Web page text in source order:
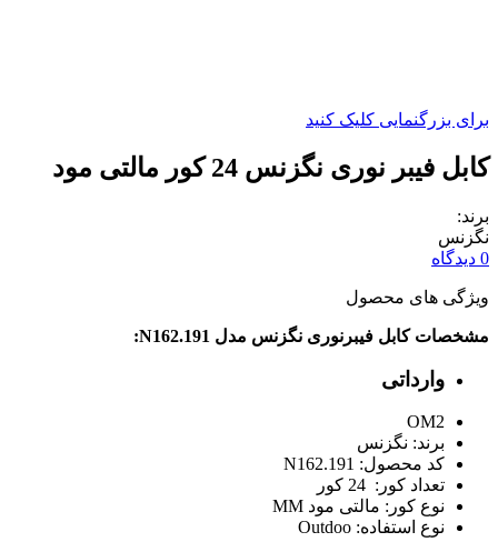
برای بزرگنمایی کلیک کنید
کابل فیبر نوری نگزنس 24 کور مالتی مود
برند:
نگزنس
0 دیدگاه
ویژگی های محصول
مشخصات کابل فیبرنوری نگزنس مدل N162.191:
وارداتی
OM2
برند: نگزنس
کد محصول:‌ N162.191
تعداد کور: 24 کور
نوع کور: مالتی مود MM
نوع استفاده: Outdoo